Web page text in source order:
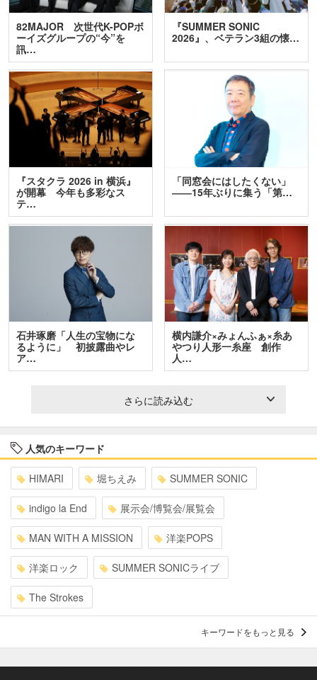
82MAJOR 次世代K-POPボ
ーイズグループの“今”を
訊…
『SUMMER SONIC
2026』、ベテラン3組の懐…
『スタクラ 2026 in 横浜』
が開幕 今年も多彩なス
テ…
「同窓会にはしたくない」
――15年ぶりに集う「第…
石井琢磨「人生の宝物にな
るように」 初披露曲やレ
ア…
横内謙介×みょんふぁ×糸あ
やつり人形一糸座 創作
人…
さらに読み込む
人気のキーワード
HIMARI 堀ちえみ SUMMER SONIC
indigo la End 展示会/博覧会/展覧会
MAN WITH A MISSION 洋楽POPS
洋楽ロック SUMMER SONICライブ
The Strokes
キーワードをもっと見る